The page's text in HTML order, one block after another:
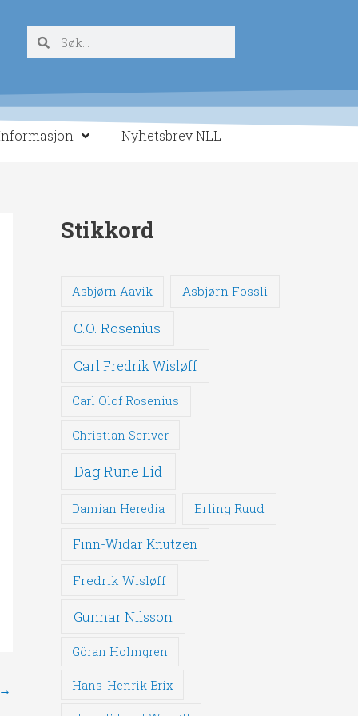
SøkSøk
Nyhetsbrev NLL
Stikkord
Asbjørn Aavik Asbjørn Fossli
C.O. Rosenius
Carl Fredrik Wisløff
Carl Olof Rosenius
Christian Scriver
Dag Rune Lid
Damian Heredia Erling Ruud
Finn-Widar Knutzen
Fredrik Wisløff
Gunnar Nilsson
Göran Holmgren
Hans-Henrik Brix